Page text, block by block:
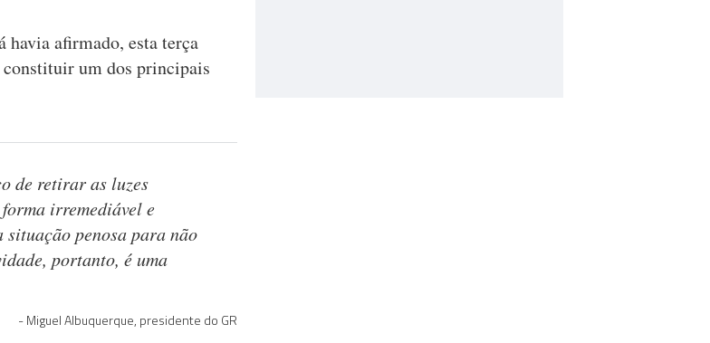
havia afirmado, esta terça
um dos principais
de retirar as luzes
irremediável e
penosa para não
portanto, é uma
Miguel Albuquerque, presidente do GR